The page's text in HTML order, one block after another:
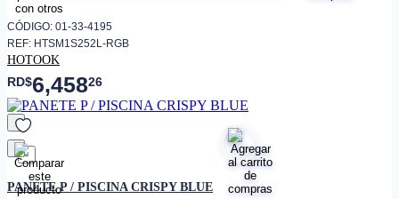
CÓDIGO: 01-33-4195
REF: HTSM1S252L-RGB
HOTOOK
RD$6,45826
favorito
PANETE P / PISCINA CRISPY BLUE